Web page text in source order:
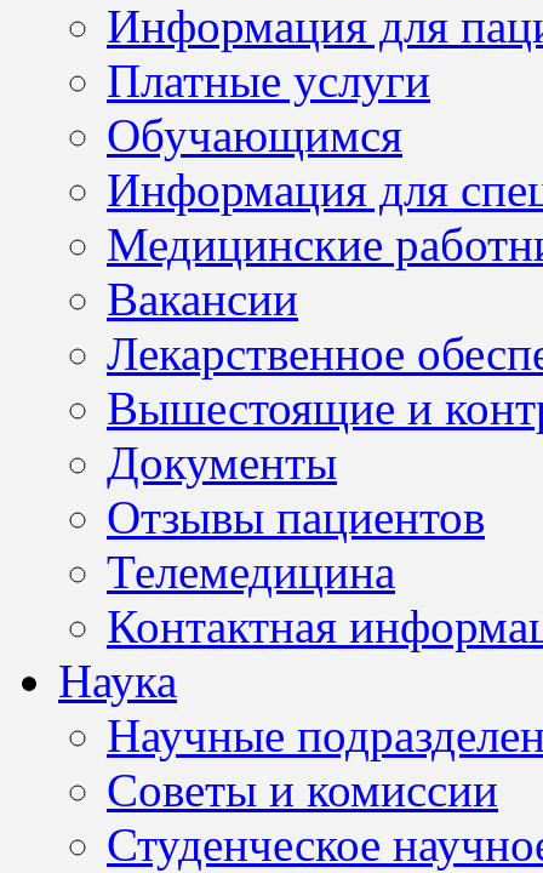
Информация для
Платные услуги
Обучающимся
Информация для
Медицинские
Вакансии
Лекарственное
Вышестоящие и
Документы
Отзывы пациентов
Телемедицина
Контактная
Наука
Научные
Советы и комиссии
Студенческое